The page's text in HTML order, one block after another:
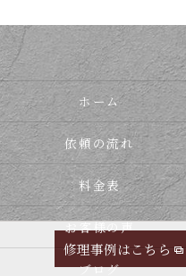
修理事例はこちら
ホーム
依頼の流れ
料金表
お客様の声
ブログ